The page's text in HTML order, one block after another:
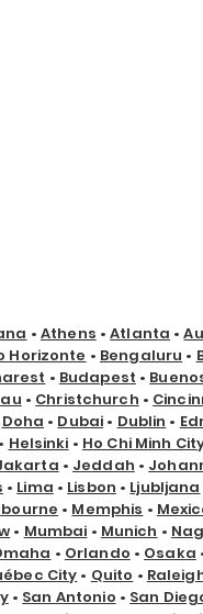
• Athens •Atlanta •
Horizonte • Bengaluru •
• Budapest •
• Christchurch •
Doha • Dubai • Dublin •
• Helsinki • Ho Chi Minh
• Jeddah •
• Lima • Lisbon • Ljubljana
• Memphis •
• Mumbai • Munich •
• Orlando • Osaka
City • Quito •
• San Antonio • San